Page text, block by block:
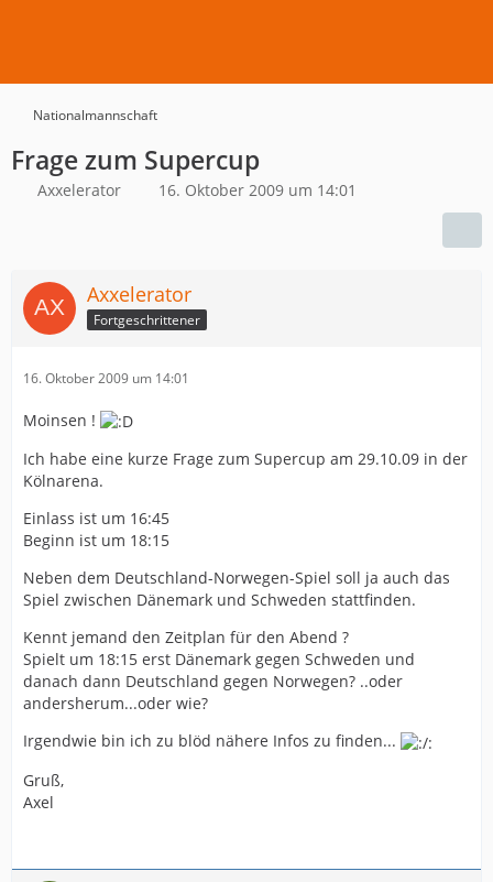
Nationalmannschaft
Frage zum Supercup
Axxelerator 16. Oktober 2009 um 14:01
Axxelerator
Fortgeschrittener
16. Oktober 2009 um 14:01
Moinsen !
Ich habe eine kurze Frage zum Supercup am 29.10.09 in der
Kölnarena.
Einlass ist um 16:45
Beginn ist um 18:15
Neben dem Deutschland-Norwegen-Spiel soll ja auch das
Spiel zwischen Dänemark und Schweden stattfinden.
Kennt jemand den Zeitplan für den Abend ?
Spielt um 18:15 erst Dänemark gegen Schweden und
danach dann Deutschland gegen Norwegen? ..oder
andersherum...oder wie?
Irgendwie bin ich zu blöd nähere Infos zu finden...
Gruß,
Axel